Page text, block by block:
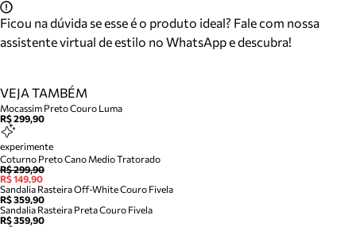
Ficou na dúvida se esse é o produto ideal? Fale com nossa
assistente virtual de estilo no WhatsApp e descubra!
VEJA TAMBÉM
Mocassim Preto Couro Luma
R$ 299,90
experimente
Coturno Preto Cano Medio Tratorado
R$ 299,90
R$ 149,90
Sandalia Rasteira Off-White Couro Fivela
R$ 359,90
Sandalia Rasteira Preta Couro Fivela
R$ 359,90